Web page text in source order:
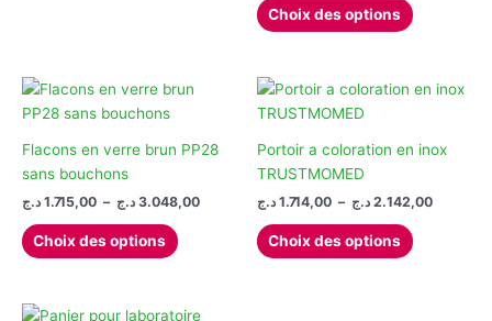
Choix des options
produit
variations.
options
être
sur
Flacons en verre brun PP28
sans bouchons
1.715,00 د.ج – 3.048,00 د.ج
Plage
1.715,00 د.ج
Choix des options
produit
Portoir a coloration en inox
TRUSTMOMED
1.714,00 د.ج – 2.142,00 د.ج
Plage
Choix des options
produit